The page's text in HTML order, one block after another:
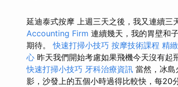
延迪泰式按摩 上週三天之後，我又連續三
Accounting Firm 連續幾天，我的胃壁和
期待。快速打掃小技巧 按摩技術課程 精
心 昨天我們開始考慮如果飛機今天沒有起
快速打掃小技巧 牙科治療資訊 當然，冰島
影，沙發上的五個小時過得比較快，每20